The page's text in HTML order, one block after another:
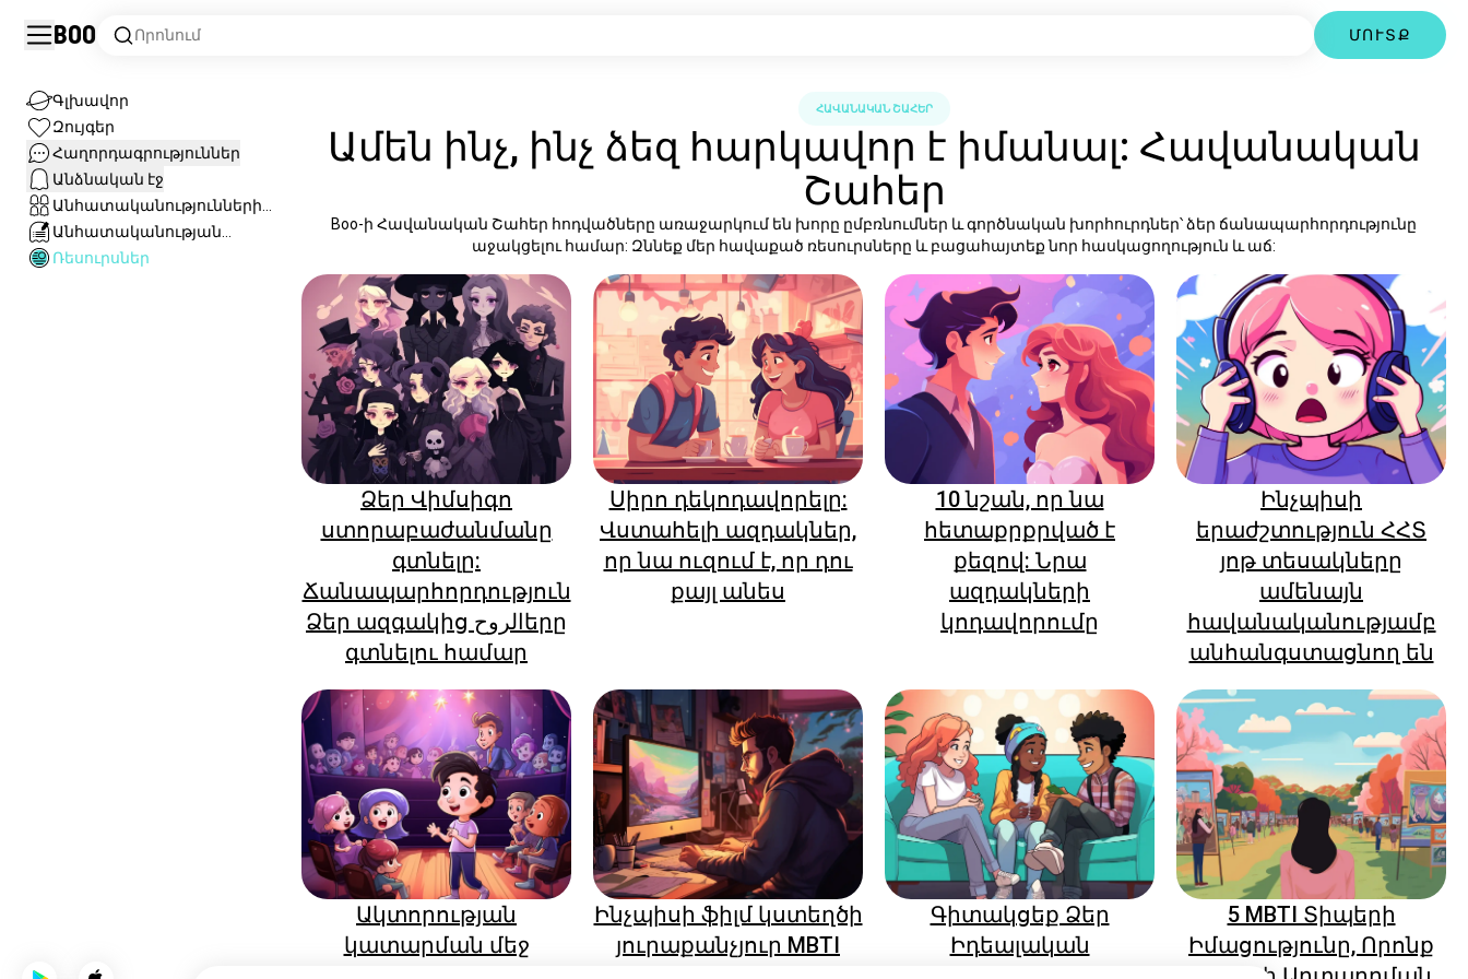
Boo Որոնում ՄՈՒՏՔ
Գլխավոր
Զույգեր
Հաղորդագրություններ
Անձնական էջ
Անհատականությունների
բազա
Անհատականության
թեստեր
Ռեսուրսներ
ՀԱՎԱՆԱԿԱՆ ՇԱՀԵՐ
Ամեն ինչ, ինչ ձեզ հարկավոր է իմանալ: Հավանական
Շահեր
Boo-ի Հավանական Շահեր հոդվածները առաջարկում են խորը ըմբռնումներ և գործնական խորհուրդներ՝ ձեր ճանապարհորդությունը
աջակցելու համար: Զննեք մեր հավաքած ռեսուրսները և բացահայտեք նոր հասկացողություն և աճ:
Ձեր Վիմսիգո
ստորաբաժանմանը
գտնելը:
Ճանապարհորդություն
Ձեր ազգակից الروحերը
գտնելու համար
Սիրո դեկոդավորելը:
Վստահելի ազդակներ,
որ նա ուզում է, որ դու
քայլ անես
10 նշան, որ նա
հետաքրքրված է
քեզով: Նրա
ազդակների
կոդավորումը
Ինչպիսի
երաժշտություն ՀՀՏ
յոթ տեսակները
ամենայն
հավանականությամբ
անհանգստացնող են
Ակտորության
կատարման մեջ
Ինչպիսի ֆիլմ կստեղծի
յուրաքանչյուր MBTI
Գիտակցեք Ձեր
Իդեալական
5 MBTI Տիպերի
Իմացությունը, Որոնք
հենց նոր գրանցվեց։
հենց նոր գրանցվեց։